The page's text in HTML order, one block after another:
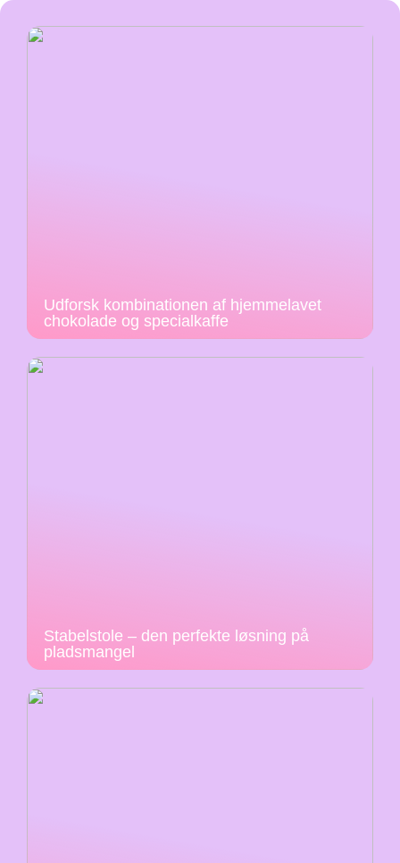
Udforsk kombinationen af hjemmelavet
chokolade og specialkaffe
Stabelstole – den perfekte løsning på
pladsmangel